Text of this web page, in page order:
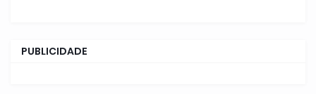
PUBLICIDADE